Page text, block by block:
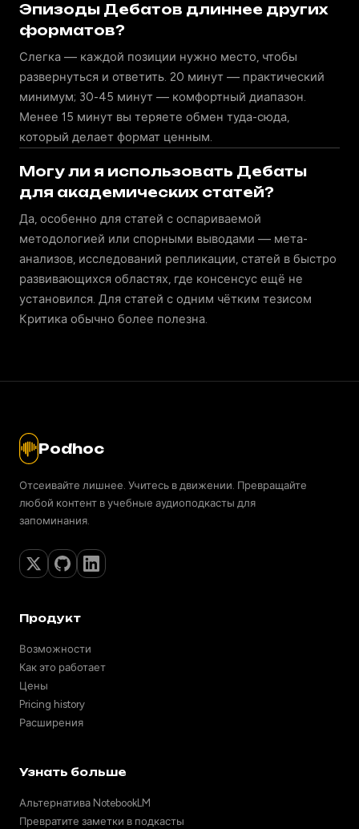
Эпизоды Дебатов длиннее других
форматов?
Слегка — каждой позиции нужно место, чтобы
развернуться и ответить. 20 минут — практический
минимум; 30-45 минут — комфортный диапазон.
Менее 15 минут вы теряете обмен туда-сюда,
который делает формат ценным.
Могу ли я использовать Дебаты
для академических статей?
Да, особенно для статей с оспариваемой
методологией или спорными выводами — мета-
анализов, исследований репликации, статей в быстро
развивающихся областях, где консенсус ещё не
установился. Для статей с одним чётким тезисом
Критика обычно более полезна.
Podhoc
Отсеивайте лишнее. Учитесь в движении. Превращайте
любой контент в учебные аудиоподкасты для
запоминания.
Продукт
Возможности
Как это работает
Цены
Pricing history
Расширения
Узнать больше
Альтернатива NotebookLM
Превратите заметки в подкасты